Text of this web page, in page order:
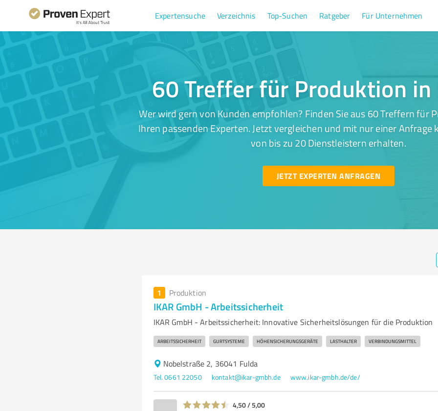
Expertensuche Verzeichnis Top-Suchen Ratgeber Für Unternehmen
60 Treffer für Produktion in
Wer wird gern von Kunden empfohlen? Finden Sie aus 60 Treffern für
Ihren passenden Experten. Jetzt vergleichen und mit nur einer Anfrage
von bis zu 20 Dienstleistern erhalten.
JETZT EXPERTEN ANFRAGEN
1 Produktion
IKAR GmbH - Arbeitssicherheit
IKAR GmbH - Arbeitssicherheit: Innovative Sicherheitslösungen für die Produktion
ARBEITSSICHERHEIT GURTSYSTEME HÖHENSICHERUNGSGERÄTE LASTHALTER VERBINDUNGSMITTEL
Nobelstraße 2, 36041 Fulda
Tel. 0661 22050 kontakt@ikar-gmbh.de www.ikar-gmbh.de/de/
4,50 / 5,00